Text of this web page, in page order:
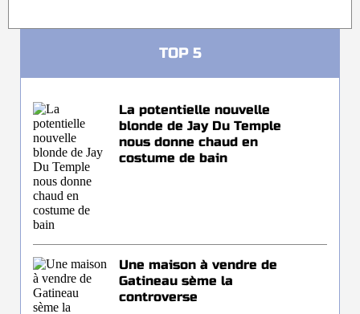
TOP 5
La potentielle nouvelle
blonde de Jay Du Temple
nous donne chaud en
costume de bain
Une maison à vendre de
Gatineau sème la
controverse